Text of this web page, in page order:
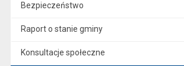
Bezpieczeństwo
Raport o stanie gminy
Konsultacje społeczne